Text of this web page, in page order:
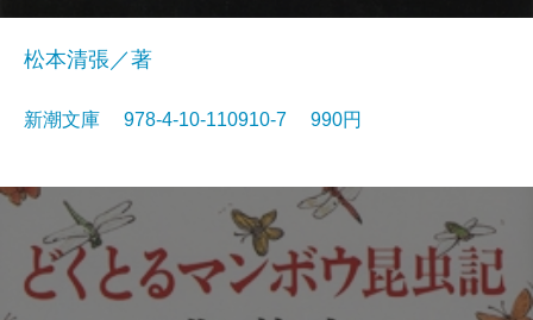
松本清張／著
新潮文庫 978-4-10-110910-7 990円